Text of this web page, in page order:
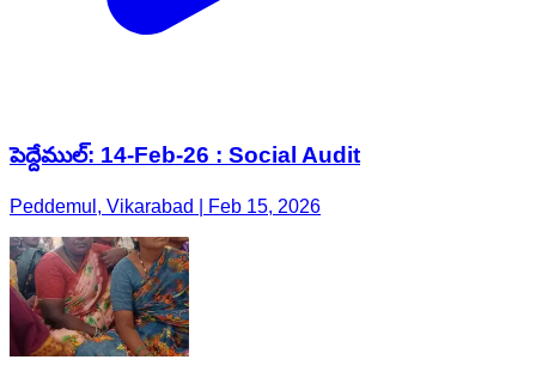
పెద్దేముల్: 14-Feb-26 : Social Audit
Peddemul, Vikarabad | Feb 15, 2026